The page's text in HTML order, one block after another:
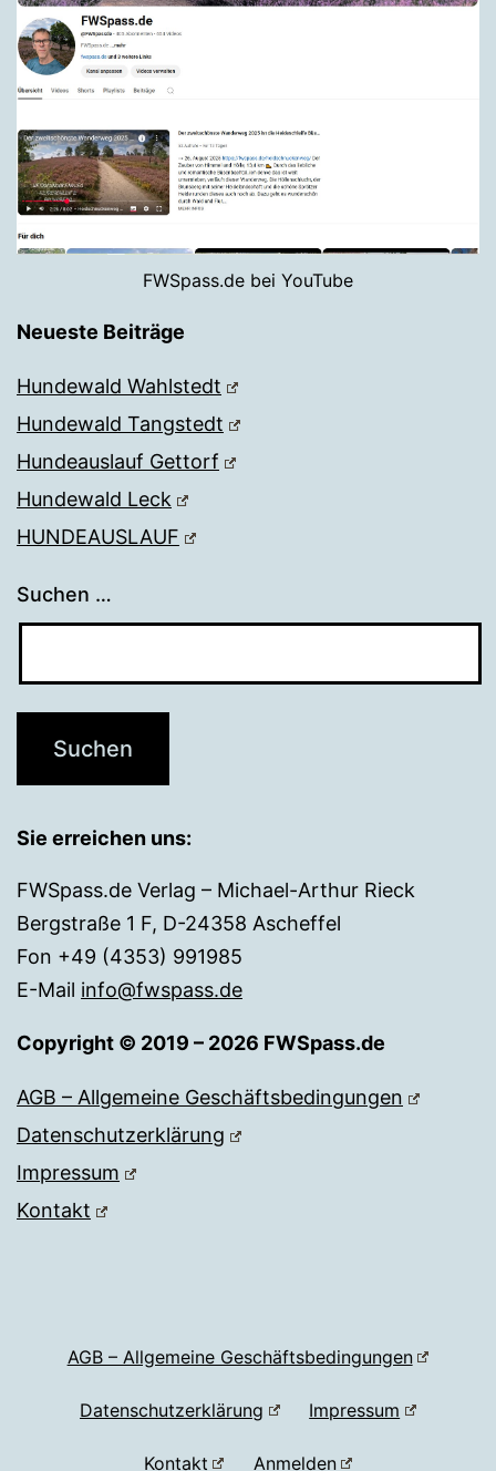
FWSpass.de bei YouTube
Neueste Beiträge
Hundewald Wahlstedt
Hundewald Tangstedt
Hundeauslauf Gettorf
Hundewald Leck
HUNDEAUSLAUF
Suchen …
Sie erreichen uns:
FWSpass.de Verlag – Michael-Arthur Rieck
Bergstraße 1 F, D-24358 Ascheffel
Fon +49 (4353) 991985
E-Mail info@fwspass.de
Copyright © 2019 – 2026 FWSpass.de
AGB – Allgemeine Geschäftsbedingungen
Datenschutzerklärung
Impressum
Kontakt
AGB – Allgemeine Geschäftsbedingungen
Datenschutzerklärung Impressum
Kontakt Anmelden